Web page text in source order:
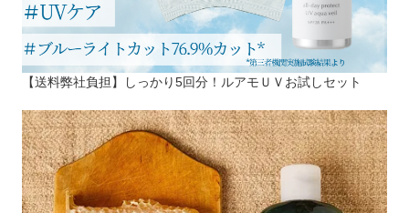
【送料弊社負担】しっかり5回分！ルアモＵＶお試しセット